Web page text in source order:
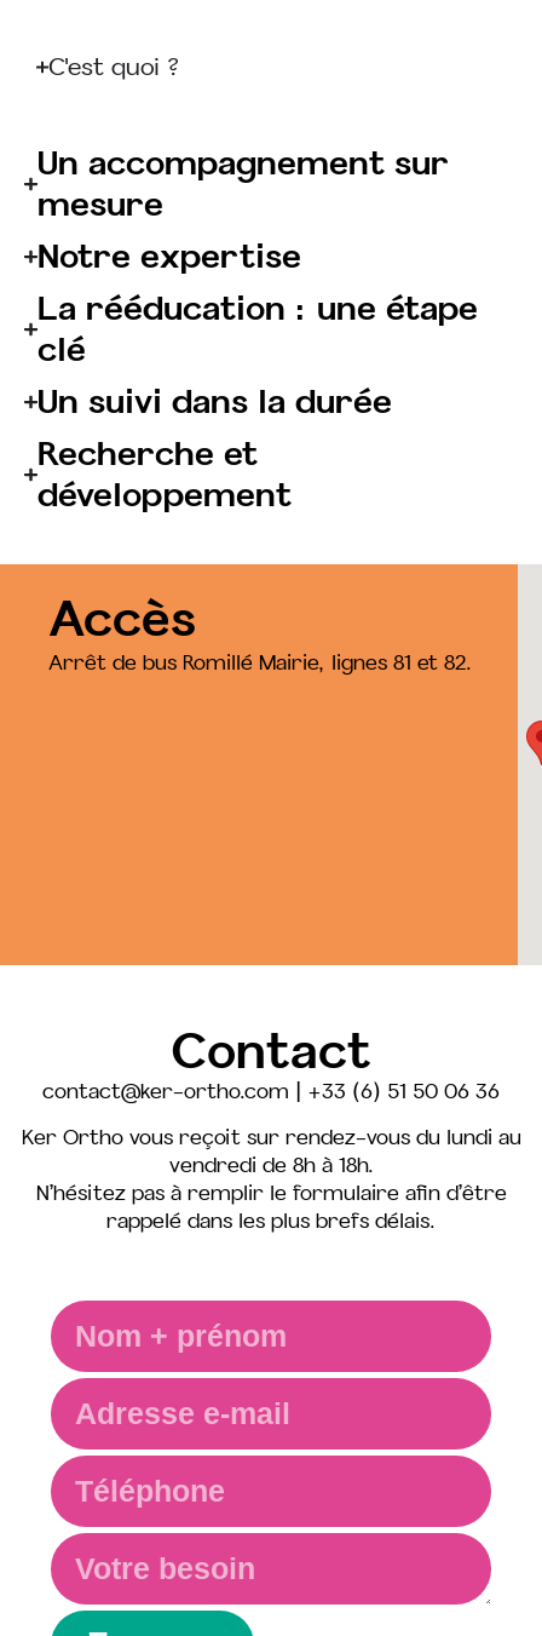
C'est quoi ?
Un accompagnement sur
mesure
Notre expertise
La rééducation : une étape
clé
Un suivi dans la durée
Recherche et
développement
Accès
Arrêt de bus Romillé Mairie, lignes 81 et 82.
Contact
contact@ker-ortho.com | +33 (6) 51 50 06 36
Ker Ortho vous reçoit sur rendez-vous du lundi au
vendredi de 8h à 18h.
N’hésitez pas à remplir le formulaire afin d’être
rappelé dans les plus brefs délais.